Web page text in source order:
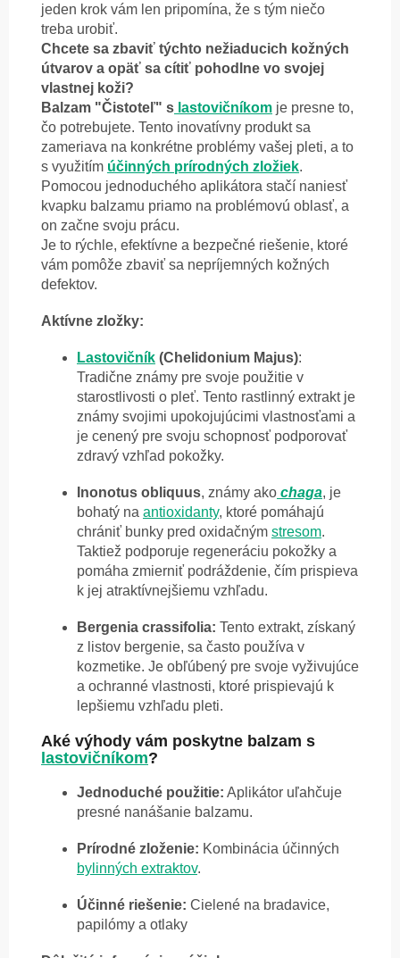
jeden krok vám len pripomína, že s tým niečo
treba urobiť.
Chcete sa zbaviť týchto nežiaducich kožných
útvarov a opäť sa cítiť pohodlne vo svojej
vlastnej koži?
Balzam "Čistoteľ" s lastovičníkom je presne to,
čo potrebujete. Tento inovatívny produkt sa
zameriava na konkrétne problémy vašej pleti, a to
s využitím účinných prírodných zložiek.
Pomocou jednoduchého aplikátora stačí naniesť
kvapku balzamu priamo na problémovú oblasť, a
on začne svoju prácu.
Je to rýchle, efektívne a bezpečné riešenie, ktoré
vám pomôže zbaviť sa nepríjemných kožných
defektov.
Aktívne zložky:
Lastovičník (Chelidonium Majus):
Tradične známy pre svoje použitie v
starostlivosti o pleť. Tento rastlinný extrakt je
známy svojimi upokojujúcimi vlastnosťami a
je cenený pre svoju schopnosť podporovať
zdravý vzhľad pokožky.
Inonotus obliquus, známy ako chaga, je
bohatý na antioxidanty, ktoré pomáhajú
chrániť bunky pred oxidačným stresom.
Taktiež podporuje regeneráciu pokožky a
pomáha zmierniť podráždenie, čím prispieva
k jej atraktívnejšiemu vzhľadu.
Bergenia crassifolia: Tento extrakt, získaný
z listov bergenie, sa často používa v
kozmetike. Je obľúbený pre svoje vyživujúce
a ochranné vlastnosti, ktoré prispievajú k
lepšiemu vzhľadu pleti.
Aké výhody vám poskytne balzam s
lastovičníkom?
Jednoduché použitie: Aplikátor uľahčuje
presné nanášanie balzamu.
Prírodné zloženie: Kombinácia účinných
bylinných extraktov.
Účinné riešenie: Cielené na bradavice,
papilómy a otlaky